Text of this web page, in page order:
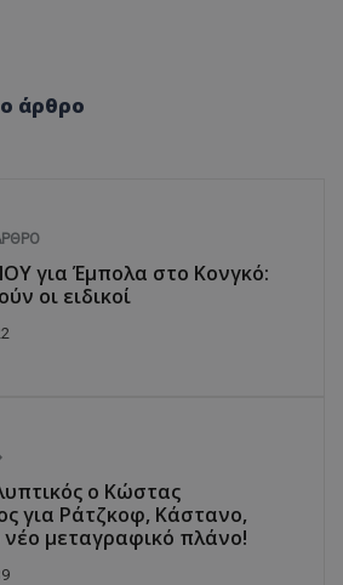
άρθρο
για Έμπολα στο Κονγκό:
οι ειδικοί
ο Κώστας
για Ράτζκοφ, Κάστανο,
νέο μεταγραφικό πλάνο!